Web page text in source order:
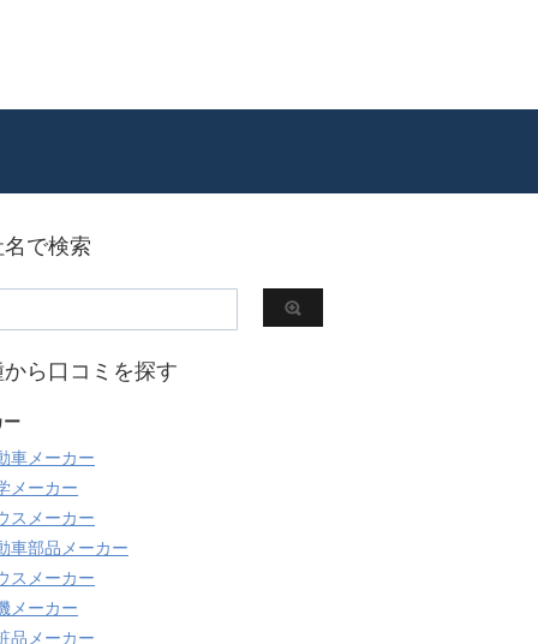
で検索
ら口コミを探す
ー
車メーカー
メーカー
スメーカー
車部品メーカー
スメーカー
メーカー
品メーカー